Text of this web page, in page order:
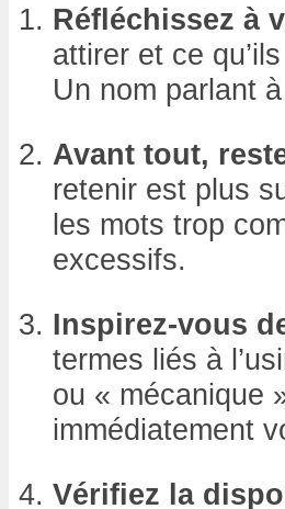
Réfléchissez à
attirer et ce
Un nom parlant
Avant tout,
retenir est plus
les mots trop
excessifs.
Inspirez-vous
termes liés à
ou « mécanique
immédiatement
Vérifiez la